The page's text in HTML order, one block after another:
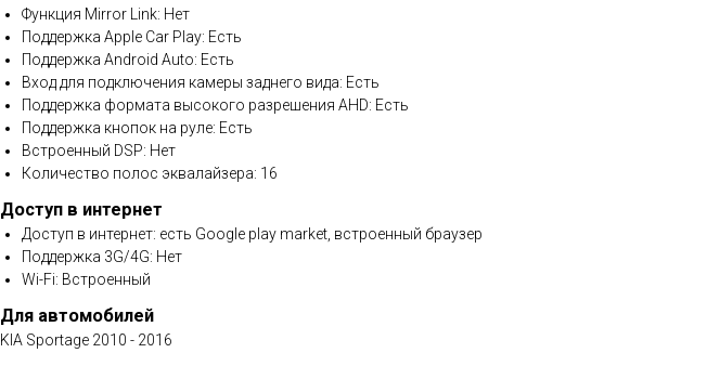
Функция Mirror Link: Нет
Поддержка Apple Car Play: Есть
Поддержка Android Auto: Есть
Вход для подключения камеры заднего вида: Есть
Поддержка формата высокого разрешения AHD: Есть
Поддержка кнопок на руле: Есть
Встроенный DSP: Нет
Количество полос эквалайзера: 16
Доступ в интернет
Доступ в интернет: есть Google play market, встроенный браузер
Поддержка 3G/4G: Нет
Wi-Fi: Встроенный
Для автомобилей
KIA Sportage 2010 - 2016